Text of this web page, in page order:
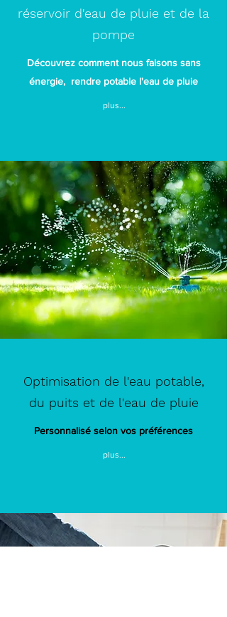
réservoir d'eau de pluie et de la
pompe
Découvrez comment nous faisons sans
énergie, rendre potable l'eau de pluie
plus...
Optimisation de l'eau potable,
du puits et de l'eau de pluie
Personnalisé selon vos préférences
plus...